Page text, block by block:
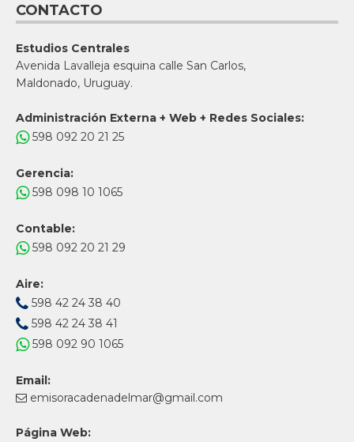
CONTACTO
Estudios Centrales
Avenida Lavalleja esquina calle San Carlos,
Maldonado, Uruguay.
Administración Externa + Web + Redes Sociales:
598 092 20 21 25
Gerencia:
598 098 10 1065
Contable:
598 092 20 21 29
Aire:
598 42 24 38 40
598 42 24 38 41
598 092 90 1065
Email:
emisoracadenadelmar@gmail.com
Página Web: